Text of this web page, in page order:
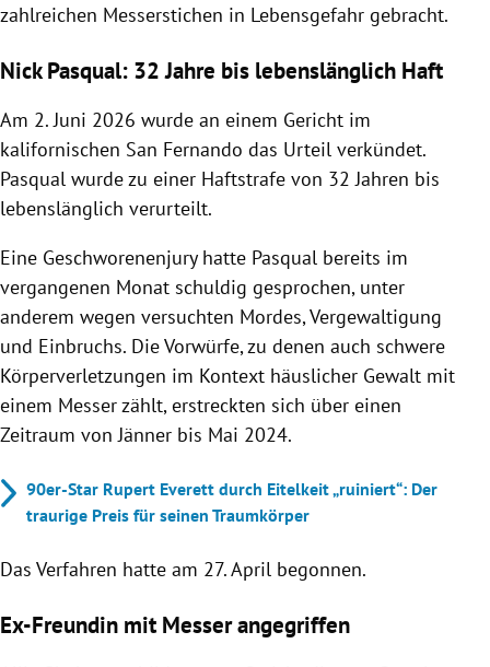
zahlreichen Messerstichen in Lebensgefahr gebracht.
Nick Pasqual: 32 Jahre bis lebenslänglich Haft
Am 2. Juni 2026 wurde an einem Gericht im
kalifornischen San Fernando das Urteil verkündet.
Pasqual wurde zu einer Haftstrafe von 32 Jahren bis
lebenslänglich verurteilt.
Eine Geschworenenjury hatte Pasqual bereits im
vergangenen Monat schuldig gesprochen, unter
anderem wegen versuchten Mordes, Vergewaltigung
und Einbruchs. Die Vorwürfe, zu denen auch schwere
Körperverletzungen im Kontext häuslicher Gewalt mit
einem Messer zählt, erstreckten sich über einen
Zeitraum von Jänner bis Mai 2024.
90er-Star Rupert Everett durch Eitelkeit „ruiniert“: Der
traurige Preis für seinen Traumkörper
Das Verfahren hatte am 27. April begonnen.
Ex-Freundin mit Messer angegriffen